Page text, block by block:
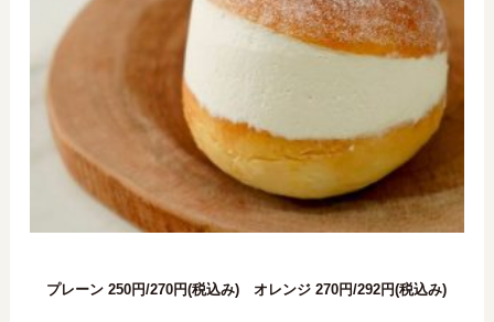
プレーン 250円/270円(税込み) オレンジ 270円/292円(税込み)